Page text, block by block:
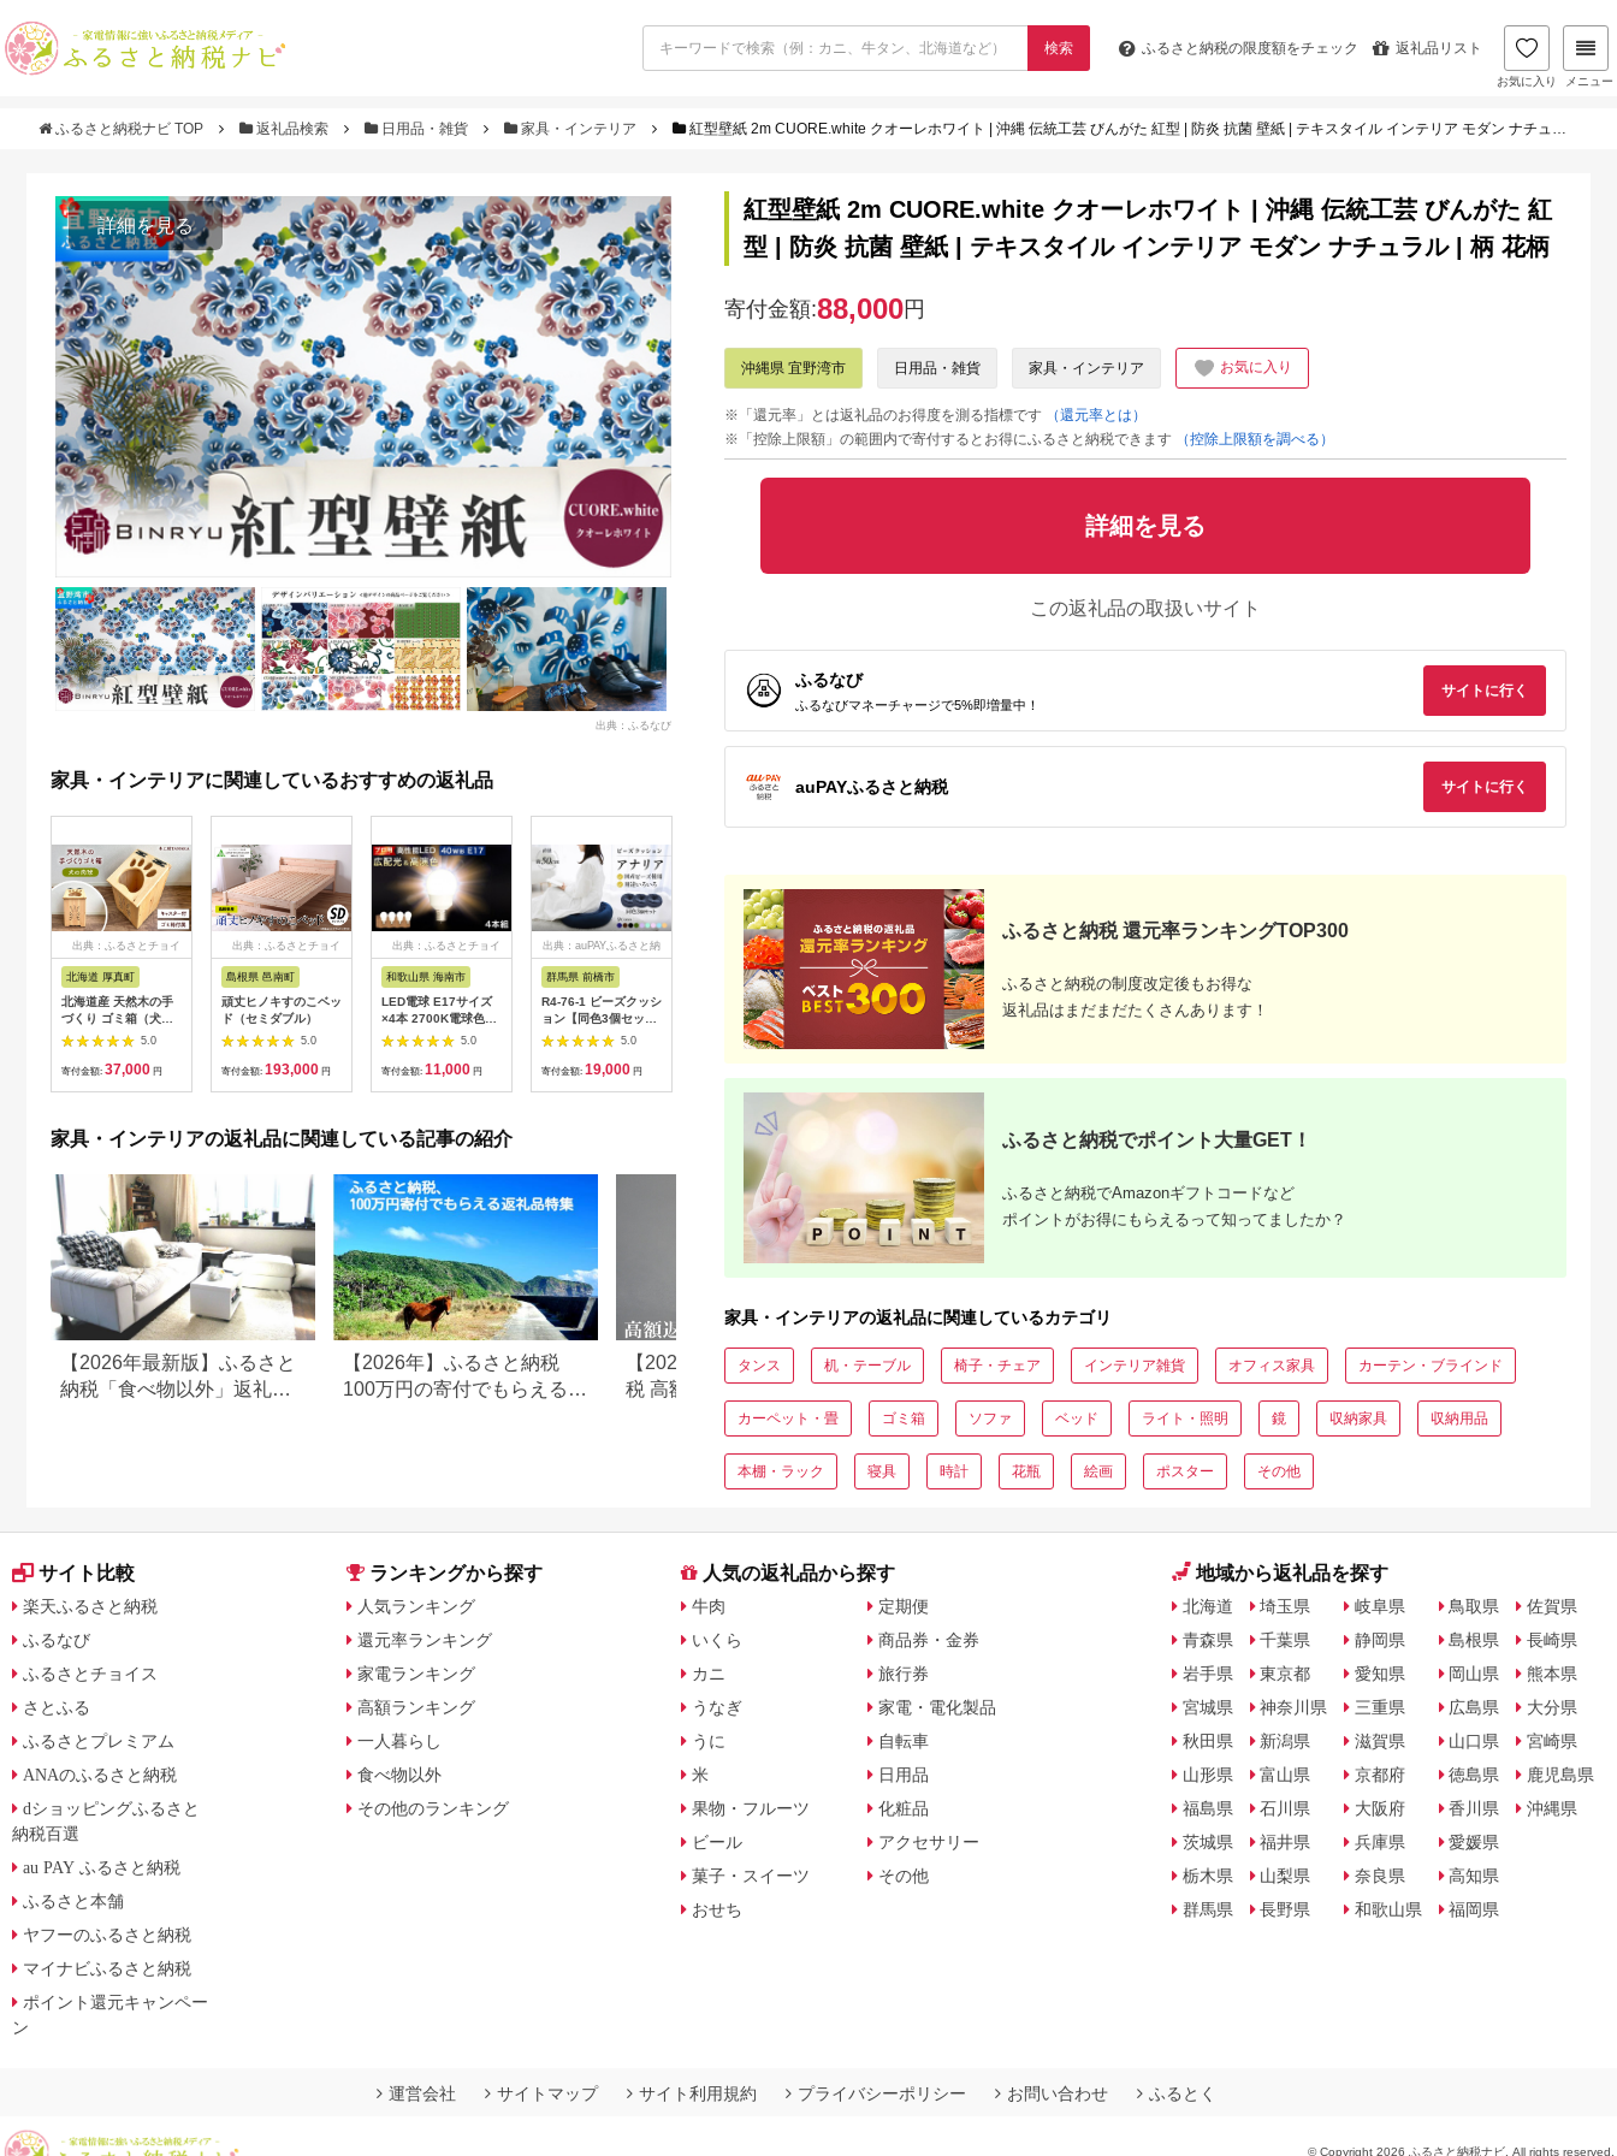
検索 ふるさと納税の限度額をチェック 返礼品リスト
お気に入り メニュー
ふるさと納税ナビ TOP 返礼品検索 日用品・雑貨 家具・インテリア 紅型壁紙 2m CUORE.white クオーレホワイト | 沖縄 伝統工芸 びんがた 紅型 | 防炎 抗菌 壁紙 | テキスタイル インテリア モダン ナチュラル | 柄 花柄
詳細を見る
出典：ふるなび
家具・インテリアに関連しているおすすめの返礼品
出典：ふるさとチョイ
北海道 厚真町
北海道産 天然木の手
づくり ゴミ箱（犬の
肉球）《厚真町》【木
工房TANAKA】 ごみ
箱 ゴミ箱 木製 天然木
37000円
5.0
寄付金額: 37,000 円
出典：ふるさとチョイ
島根県 邑南町
頑丈ヒノキすのこベッ
ド（セミダブル）
5.0
寄付金額: 193,000 円
出典：ふるさとチョイ
和歌山県 海南市
LED電球 E17サイズ
×4本 2700K電球色
aku1011664015.0
寄付金額: 11,000 円
出典：auPAYふるさと納
群馬県 前橋市
R4-76-1 ビーズクッシ
ョン【同色3個セッ
ト】アナリア（大ビー
ズ）【ブラウン】｜ビ
ーズ 大ビーズ クッシ
す のびのび 快適 ふん
わり 疲れない 体圧分
5.0
寄付金額: 19,000 円
出典：ふるなび
大阪府 和泉市
カーペット 江戸間
4.5畳 防音 抗菌防臭
厚手 ツワブキ
261×261cm ベージュ
5.0
出典：auPAYふるさと納
税
和歌山県 海南市
【3点セット】フェブ
ラ ダイニングテーブ
ル 90 ＋ チェア 2脚
ナチュラル
5.0
大阪府 泉大津市
カーペット フロッシ
ュ2 ローズ 120cm円
大阪府 和泉市
【ふるさと納税】
frescoのこどもてが
家具・インテリアの返礼品に関連している記事の紹介
【2026年最新版】ふるさと
納税「食べ物以外」返礼品
【2026年】ふるさと納税
100万円の寄付でもらえるお
【2026年最新】ふるさと納
税 高額返礼品ランキング｜
10万円〜100万円超の豪華
返礼品を比較
ふるさと納税のテーブルお
すすめランキング【2026年
最新版】
紅型壁紙 2m CUORE.white クオーレホワイト | 沖縄 伝統工芸 びんがた 紅
型 | 防炎 抗菌 壁紙 | テキスタイル インテリア モダン ナチュラル | 柄 花柄
寄付金額:88,000円
沖縄県 宜野湾市 日用品・雑貨 家具・インテリア お気に入り
※「還元率」とは返礼品のお得度を測る指標です
（還元率とは）
※「控除上限額」の範囲内で寄付するとお得にふるさと納税できます
（控除上限額を調べる）
詳細を見る
この返礼品の取扱いサイト
ふるなび
ふるなびマネーチャージで5%即増量中！
サイトに行く
auPAYふるさと納税 サイトに行く
ふるさと納税 還元率ランキングTOP300
ふるさと納税の制度改定後もお得な
返礼品はまだまだたくさんあります！
ふるさと納税でポイント大量GET！
ふるさと納税でAmazonギフトコードなど
ポイントがお得にもらえるって知ってましたか？
家具・インテリアの返礼品に関連しているカテゴリ
タンス 机・テーブル 椅子・チェア インテリア雑貨 オフィス家具 カーテン・ブラインド
カーペット・畳 ゴミ箱 ソファ ベッド ライト・照明 鏡 収納家具 収納用品
本棚・ラック 寝具 時計 花瓶 絵画 ポスター その他
サイト比較
楽天ふるさと納税
ふるなび
ふるさとチョイス
さとふる
ふるさとプレミアム
ANAのふるさと納税
dショッピングふるさと
納税百選
au PAY ふるさと納税
ふるさと本舗
ヤフーのふるさと納税
マイナビふるさと納税
ポイント還元キャンペー
ン
ランキングから探す
人気ランキング
還元率ランキング
家電ランキング
高額ランキング
一人暮らし
食べ物以外
その他のランキング
人気の返礼品から探す
牛肉
いくら
カニ
うなぎ
うに
米
果物・フルーツ
ビール
菓子・スイーツ
おせち
定期便
商品券・金券
旅行券
家電・電化製品
自転車
日用品
化粧品
アクセサリー
その他
地域から返礼品を探す
北海道
青森県
岩手県
宮城県
秋田県
山形県
福島県
茨城県
栃木県
群馬県
埼玉県
千葉県
東京都
神奈川県
新潟県
富山県
石川県
福井県
山梨県
長野県
岐阜県
静岡県
愛知県
三重県
滋賀県
京都府
大阪府
兵庫県
奈良県
和歌山県
鳥取県
島根県
岡山県
広島県
山口県
徳島県
香川県
愛媛県
高知県
福岡県
佐賀県
長崎県
熊本県
大分県
宮崎県
鹿児島県
沖縄県
運営会社 サイトマップ サイト利用規約 プライバシーポリシー お問い合わせ ふるとく
© Copyright 2026 ふるさと納税ナビ. All rights reserved.